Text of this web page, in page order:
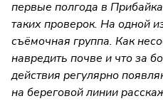
первые полгода в
таких проверок. На одной
съёмочная группа. Как
навредить почве и что за
действия регулярно
на береговой линии